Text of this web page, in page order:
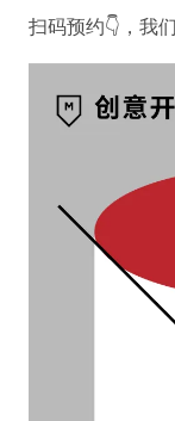
扫码预约👇，我